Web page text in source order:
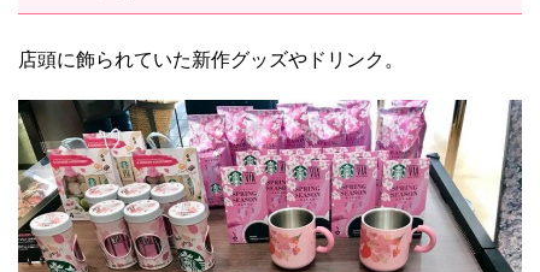
店頭に飾られていた新作グッズやドリンク。